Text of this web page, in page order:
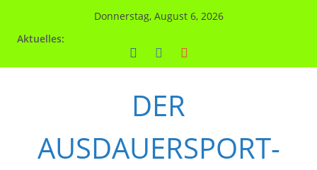
Donnerstag, August 6, 2026
Aktuelles:
DER
AUSDAUERSPORT-